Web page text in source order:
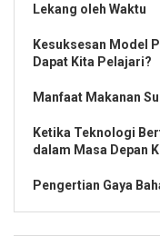
Lekang oleh Waktu
Kesuksesan Model
Dapat Kita Pelajari?
Manfaat Makanan
Ketika Teknologi
dalam Masa Depan
Pengertian Gaya